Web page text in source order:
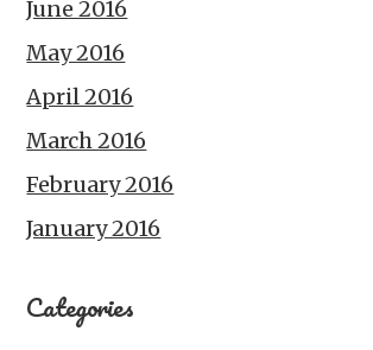
June 2016
May 2016
April 2016
March 2016
February 2016
January 2016
Categories